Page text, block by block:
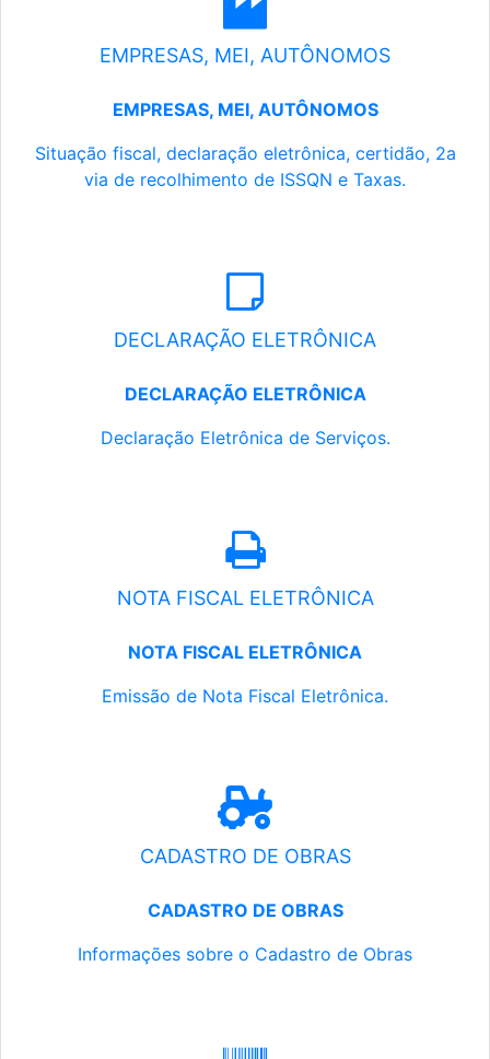
EMPRESAS, MEI, AUTÔNOMOS
EMPRESAS, MEI, AUTÔNOMOS
Situação fiscal, declaração eletrônica, certidão, 2a
via de recolhimento de ISSQN e Taxas.
DECLARAÇÃO ELETRÔNICA
DECLARAÇÃO ELETRÔNICA
Declaração Eletrônica de Serviços.
NOTA FISCAL ELETRÔNICA
NOTA FISCAL ELETRÔNICA
Emissão de Nota Fiscal Eletrônica.
CADASTRO DE OBRAS
CADASTRO DE OBRAS
Informações sobre o Cadastro de Obras